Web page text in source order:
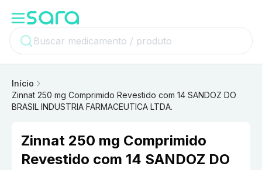
Início
Zinnat 250 mg Comprimido Revestido com 14 SANDOZ DO
BRASIL INDUSTRIA FARMACEUTICA LTDA.
Zinnat 250 mg Comprimido
Revestido com 14 SANDOZ DO